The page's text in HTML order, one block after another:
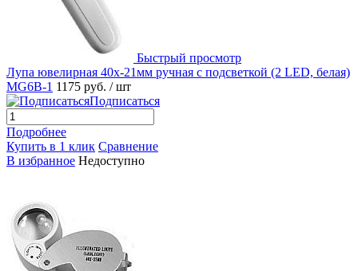
Быстрый просмотр
Лупа ювелирная 40х-21мм ручная с подсветкой (2 LED, белая)
MG6B-1 1175 руб. / шт
Подписаться
Подробнее
Купить в 1 клик Сравнение
В избранное Недоступно